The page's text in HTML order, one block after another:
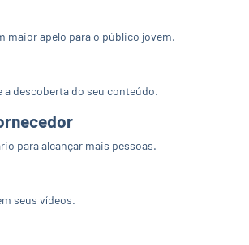
maior apelo para o público jovem.
a descoberta do seu conteúdo.
para alcançar mais pessoas.
seus vídeos.